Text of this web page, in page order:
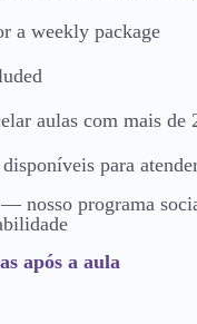
a weekly package
aulas com mais de
para
nosso programa
após a aula